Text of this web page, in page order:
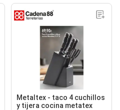
Metaltex - taco 4 cuchillos
y tijera cocina metatex